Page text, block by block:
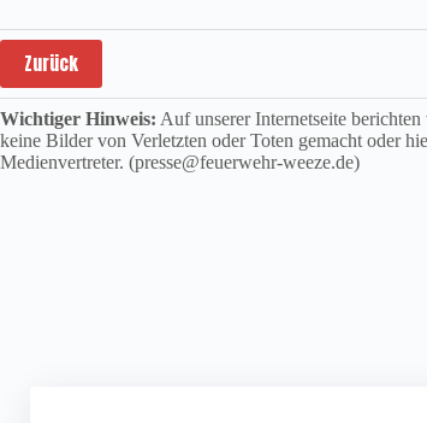
Zurück
Wichtiger Hinweis: Auf unserer Internetseite
keine Bilder von Verletzten oder Toten gemacht oder
Medienvertreter. (presse@feuerwehr-weeze.de)